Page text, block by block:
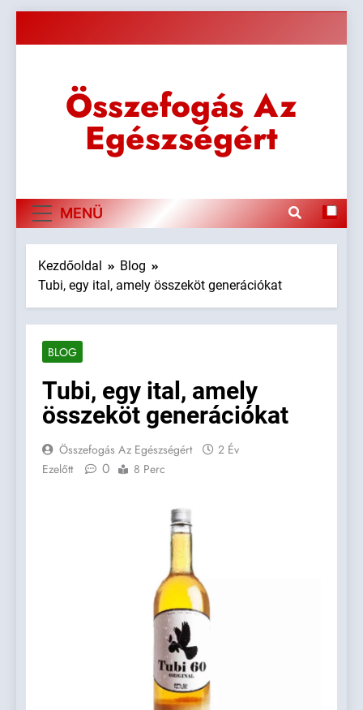
Összefogás Az
Egészségért
MENÜ
Kezdőoldal
Blog
Tubi, egy ital, amely összeköt generációkat
BLOG
Tubi, egy ital, amely
összeköt generációkat
Összefogás Az Egészségért
2 Év
Ezelőtt
0 8 Perc